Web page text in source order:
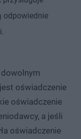
odpowiednie
dowolnym
oświadczenie
oświadczenie
a jeśli
oświadczenie